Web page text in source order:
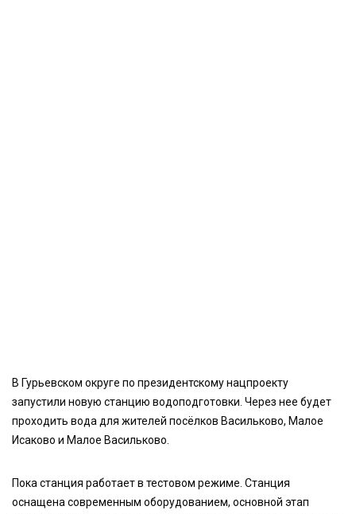
В Гурьевском округе по президентскому нацпроекту
запустили новую станцию водоподготовки. Через нее будет
проходить вода для жителей посёлков Васильково, Малое
Исаково и Малое Васильково.
Пока станция работает в тестовом режиме. Станция
оснащена современным оборудованием, основной этап